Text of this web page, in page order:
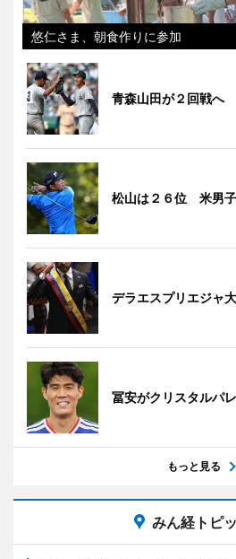
悠仁さま、朝食作りに参加
青森山田が２回戦へ
松山は２６位 米男
デラエスプリエジャ
冨安がクリスタルパ
もっと見る
みん経トピ